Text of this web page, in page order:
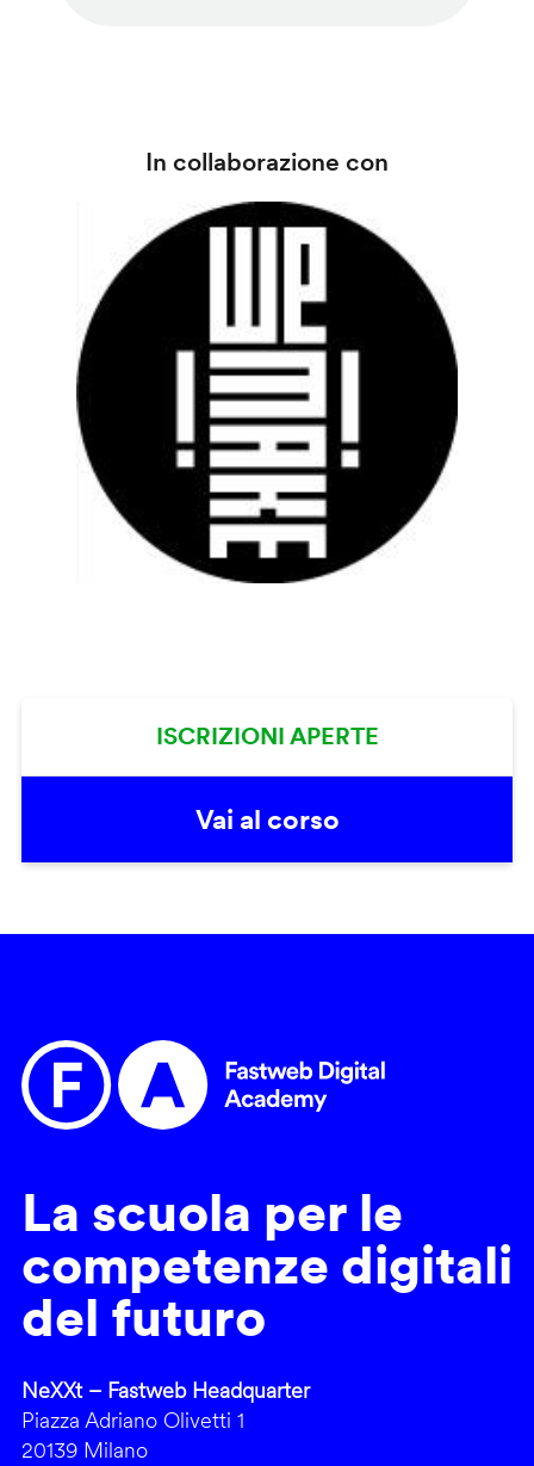
In collaborazione con
ISCRIZIONI APERTE
Vai al corso
La scuola per le
competenze digitali
del futuro
NeXXt – Fastweb Headquarter
Piazza Adriano Olivetti 1
20139 Milano